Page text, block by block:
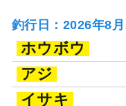
釣行日：2026年8
ホウボウ
アジ
イサキ